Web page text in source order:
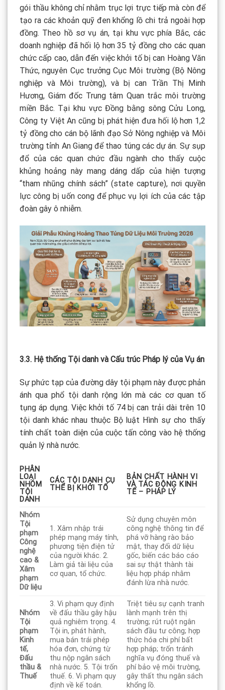
gói thầu không chỉ nhằm trục lợi trực tiếp mà còn để
tạo ra các khoản quỹ đen khổng lồ chi trả ngoài hợp
đồng. Theo hồ sơ vụ án, tại khu vực phía Bắc, các
doanh nghiệp đã hối lộ hơn 35 tỷ đồng cho các quan
chức cấp cao, dẫn đến việc khởi tố bị can Hoàng Văn
Thức, nguyên Cục trưởng Cục Môi trường (Bộ Nông
nghiệp và Môi trường), và bị can Trần Thị Minh
Hương, Giám đốc Trung tâm Quan trắc môi trường
miền Bắc. Tại khu vực Đồng bằng sông Cửu Long,
Công ty Việt An cũng bị phát hiện đưa hối lộ hơn 1,2
tỷ đồng cho cán bộ lãnh đạo Sở Nông nghiệp và Môi
trường tỉnh An Giang để thao túng các dự án. Sự sụp
đổ của các quan chức đầu ngành cho thấy cuộc
khủng hoảng này mang dáng dấp của hiện tượng
“tham nhũng chính sách” (state capture), nơi quyền
lực công bị uốn cong để phục vụ lợi ích của các tập
đoàn gây ô nhiễm.
3.3. Hệ thống Tội danh và Cấu trúc Pháp lý của Vụ án
Sự phức tạp của đường dây tội phạm này được phản
ánh qua phổ tội danh rộng lớn mà các cơ quan tố
tụng áp dụng. Việc khởi tố 74 bị can trải dài trên 10
tội danh khác nhau thuộc Bộ luật Hình sự cho thấy
tính chất toàn diện của cuộc tấn công vào hệ thống
quản lý nhà nước.
PHÂN
LOẠI
NHÓM
TỘI
DANH
CÁC TỘI DANH CỤ
THỂ BỊ KHỞI TỐ
BẢN CHẤT HÀNH VI
VÀ TÁC ĐỘNG KINH
TẾ – PHÁP LÝ
Nhóm
Tội
phạm
Công
nghệ
cao &
Xâm
phạm
Dữ liệu
1. Xâm nhập trái
phép mạng máy tính,
phương tiện điện tử
của người khác. 2.
Làm giả tài liệu của
cơ quan, tổ chức.
Sử dụng chuyên môn
công nghệ thông tin để
phá vỡ hàng rào bảo
mật, thay đổi dữ liệu
gốc, biến các báo cáo
sai sự thật thành tài
liệu hợp pháp nhằm
đánh lừa nhà nước.
Nhóm
Tội
phạm
Kinh
tế,
Đấu
thầu &
Thuế
3. Vi phạm quy định
về đấu thầu gây hậu
quả nghiêm trọng. 4.
Tội in, phát hành,
mua bán trái phép
hóa đơn, chứng từ
thu nộp ngân sách
nhà nước. 5. Tội trốn
thuế. 6. Vi phạm quy
định về kế toán.
Triệt tiêu sự cạnh tranh
lành mạnh trên thị
trường; rút ruột ngân
sách đầu tư công; hợp
thức hóa chi phí bất
hợp pháp; trốn tránh
nghĩa vụ đóng thuế và
phí bảo vệ môi trường,
gây thất thu ngân sách
khổng lồ.